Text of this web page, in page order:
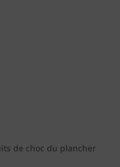
de choc du plancher